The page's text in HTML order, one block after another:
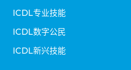
ICDL专业技能
ICDL数字公民
ICDL新兴技能